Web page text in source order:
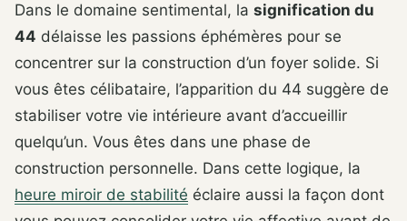
Dans le domaine sentimental, la signification du
44 délaisse les passions éphémères pour se
concentrer sur la construction d’un foyer solide. Si
vous êtes célibataire, l’apparition du 44 suggère de
stabiliser votre vie intérieure avant d’accueillir
quelqu’un. Vous êtes dans une phase de
construction personnelle. Dans cette logique, la
heure miroir de stabilité éclaire aussi la façon dont